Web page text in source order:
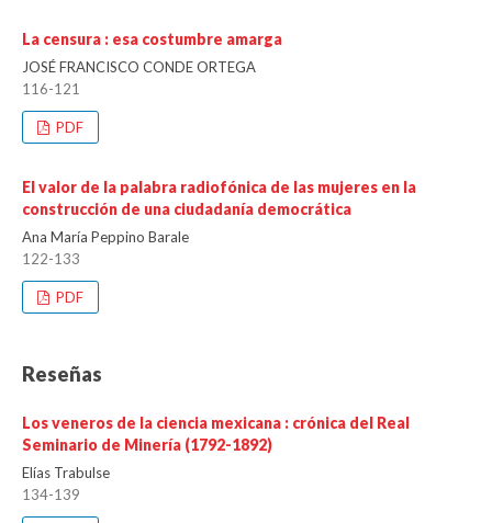
La censura : esa costumbre amarga
JOSÉ FRANCISCO CONDE ORTEGA
116-121
PDF
El valor de la palabra radiofónica de las mujeres en la
construcción de una ciudadanía democrática
Ana María Peppino Barale
122-133
PDF
Reseñas
Los veneros de la ciencia mexicana : crónica del Real
Seminario de Minería (1792-1892)
Elías Trabulse
134-139